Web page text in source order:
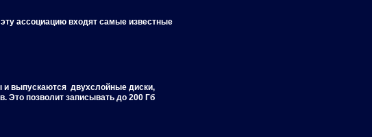
ассоциацию входят самые известные
и выпускаются двухслойные диски,
Это позволит записывать до 200 Гб